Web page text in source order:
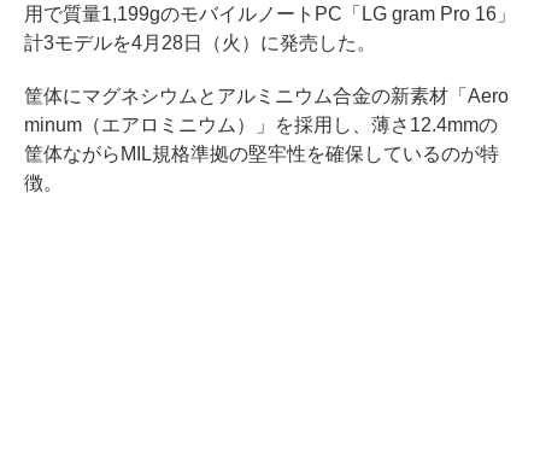
用で質量1,199gのモバイルノートPC「LG gram Pro 16」
計3モデルを4月28日（火）に発売した。
筐体にマグネシウムとアルミニウム合金の新素材「Aero
minum（エアロミニウム）」を採用し、薄さ12.4mmの
筐体ながらMIL規格準拠の堅牢性を確保しているのが特
徴。